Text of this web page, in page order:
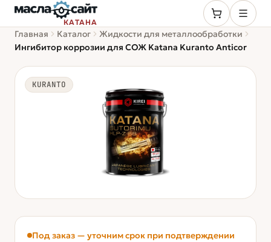
КАТАНА
Главная Каталог
Жидкости для металлообработки
Ингибитор коррозии для СОЖ Katana Kuranto Anticor
KURANTO
Под заказ — уточним срок при подтверждении